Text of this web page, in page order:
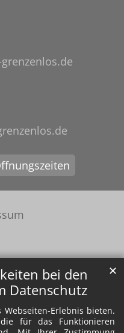
bei den
Datenschutz
Erlebnis bieten.
für das Funktionieren
✕